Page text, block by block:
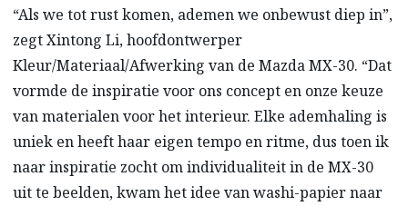
“Als we tot rust komen, ademen we onbewust diep in”,
zegt Xintong Li, hoofdontwerper
Kleur/Materiaal/Afwerking van de Mazda MX-30. “Dat
vormde de inspiratie voor ons concept en onze keuze
van materialen voor het interieur. Elke ademhaling is
uniek en heeft haar eigen tempo en ritme, dus toen ik
naar inspiratie zocht om individualiteit in de MX-30
uit te beelden, kwam het idee van washi-papier naar